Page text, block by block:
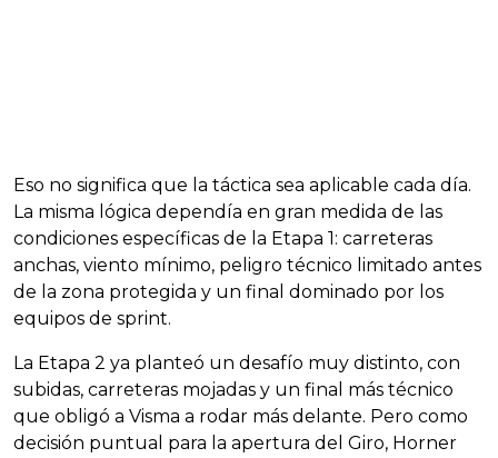
Eso no significa que la táctica sea aplicable cada día.
La misma lógica dependía en gran medida de las
condiciones específicas de la Etapa 1: carreteras
anchas, viento mínimo, peligro técnico limitado antes
de la zona protegida y un final dominado por los
equipos de sprint.
La Etapa 2 ya planteó un desafío muy distinto, con
subidas, carreteras mojadas y un final más técnico
que obligó a Visma a rodar más delante. Pero como
decisión puntual para la apertura del Giro, Horner